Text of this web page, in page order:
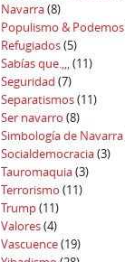
Navarra(8)
Populismo & Podemos
Refugiados(5)
Sabías que.,,,(11)
Seguridad (7)
Separatismos(11)
Ser navarro (8)
Simbología de Navarra
Socialdemocracia(3)
Tauromaquia(3)
Terrorismo (11)
Trump(11)
Valores(4)
Vascuence(19)